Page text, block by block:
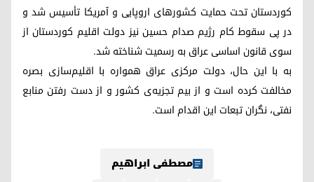
کوردستان تحت حمایت کشورهای اروپایی و آمریکا تأسیس شد و
در پی سقوط کام رژیم صدام حسین نیز دولت اقلیم کوردستان از
سوی قانون اساسی عراق به رسمیت شناخته شد.
به‌ با این‌ حال‌، دولت‌ مرکزی‌ عراق‌ همواره‌ با اقلیم‌سازی‌ بصره‌
مخالفت‌ کرده‌ است‌ و از بیم‌ تجزیه‌ی‌ کشور و از دست‌ رفتن‌ منابع‌
نفتی‌، نگران‌ تبعات‌ این‌ اقدام‌ است‌.
مصطفی ابراهیم